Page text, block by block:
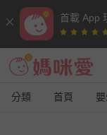
首載 App
分類 首頁